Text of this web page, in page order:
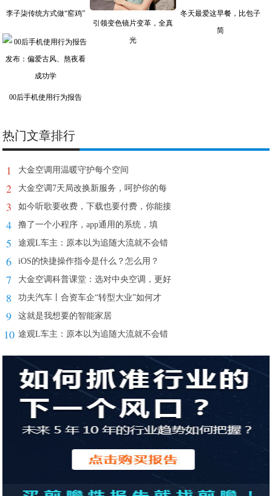
李子柒传统方式做“窑鸡”
引领变色镜片变革，全真
光
冬天最爱这早餐，比包子
简
00后手机使用行为报告
热门文章排行
1 大金空调用温暖守护每个空间
2 大金空调7天局改换新服务，呵护你的每
3 如今听歌要收费，下载也要付费，你能接
4 撸了一个小程序，app通用的系统，填
5 途观L车主：原本以为追随大流就不会错
6 iOS的快捷操作指令是什么？怎么用？
7 大金空调科普课堂：选对中央空调，更好
8 功夫汽车丨合资车企“转型大业”如何才
9 这就是我想要的智能家居
10 途观L车主：原本以为追随大流就不会错